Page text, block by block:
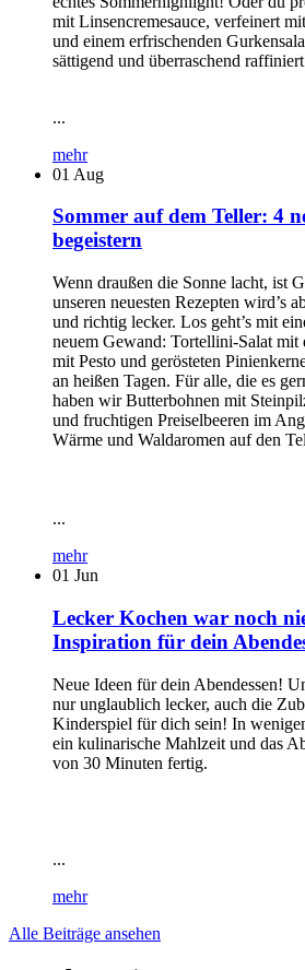
mit Linsencremesauce, verfeinert
und einem erfrischenden
sättigend und überraschend
...
mehr
01 Aug
Sommer auf dem Teller: 4
begeistern
Wenn draußen die Sonne lacht, ist
unseren neuesten Rezepten wird’s
und richtig lecker. Los geht’s mit
neuem Gewand: Tortellini-Salat mit
mit Pesto und gerösteten
an heißen Tagen. Für alle, die es
haben wir Butterbohnen mit
und fruchtigen Preiselbeeren im
Wärme und Waldaromen auf den
...
mehr
01 Jun
Lecker Kochen war noch
Inspiration für dein
Neue Ideen für dein Abendessen!
nur unglaublich lecker, auch die
Kinderspiel für dich sein! In
ein kulinarische Mahlzeit und das
von 30 Minuten fertig.
...
mehr
Alle Beiträge ansehen